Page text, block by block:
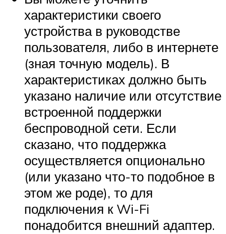
характеристики своего
устройства в руководстве
пользователя, либо в интернете
(зная точную модель). В
характеристиках должно быть
указано наличие или отсутствие
встроенной поддержки
беспроводной сети. Если
сказано, что поддержка
осуществляется опционально
(или указано что-то подобное в
этом же роде), то для
подключения к Wi-Fi
понадобится внешний адаптер.